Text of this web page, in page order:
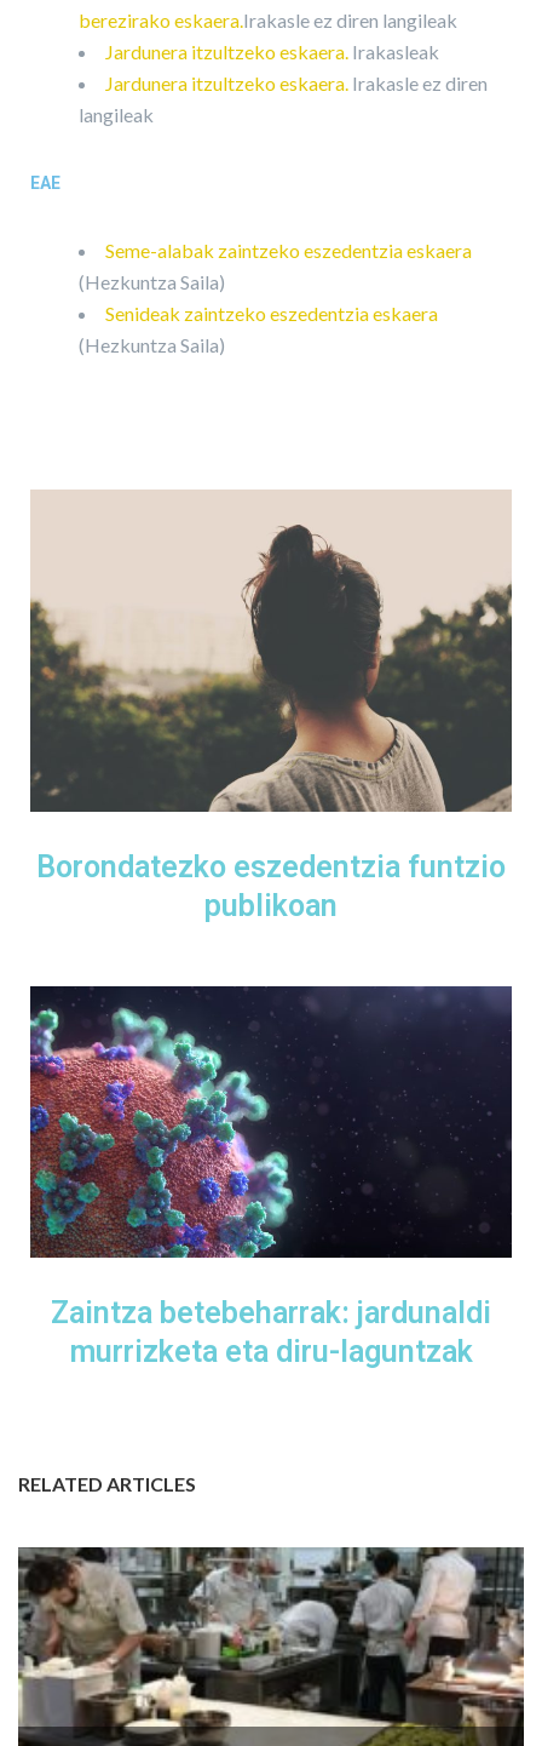
berezirako eskaera.Irakasle ez diren langileak
Jardunera itzultzeko eskaera. Irakasleak
Jardunera itzultzeko eskaera. Irakasle ez diren
langileak
EAE
Seme-alabak zaintzeko eszedentzia eskaera
(Hezkuntza Saila)
Senideak zaintzeko eszedentzia eskaera
(Hezkuntza Saila)
Borondatezko eszedentzia funtzio
publikoan
Zaintza betebeharrak: jardunaldi
murrizketa eta diru-laguntzak
RELATED ARTICLES